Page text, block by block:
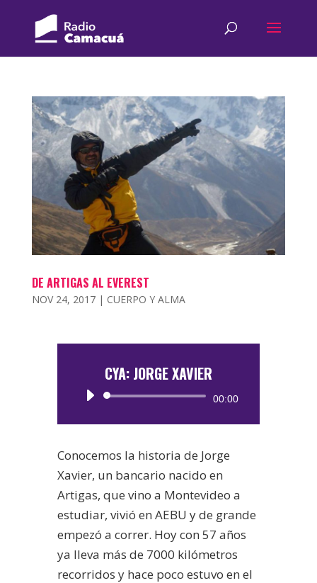
DE ARTIGAS AL EVEREST
NOV 24, 2017| CUERPO Y ALMA
CYA: JORGE XAVIER
Reproductor
00:00
Conocemos la historia de Jorge
Xavier, un bancario nacido en
Artigas, que vino a Montevideo a
estudiar, vivió en AEBU y de grande
empezó a correr. Hoy con 57 años
ya lleva más de 7000 kilómetros
recorridos y hace poco estuvo en el